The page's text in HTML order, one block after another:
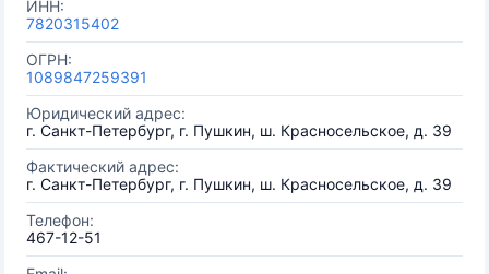
ИНН:
7820315402
ОГРН:
1089847259391
Юридический адрес:
г. Санкт-Петербург, г. Пушкин, ш. Красносельское, д. 39
Фактический адрес:
г. Санкт-Петербург, г. Пушкин, ш. Красносельское, д. 39
Телефон:
467-12-51